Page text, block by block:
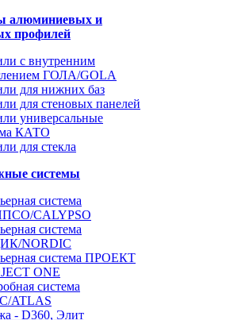
алюминиевых и
профилей
с внутренним
ГОЛА/GOLA
для нижних баз
для стеновых панелей
универсальные
КАТО
для стекла
системы
система
CALYPSO
система
NORDIC
система ПРОЕКТ
ONE
система
ATLAS